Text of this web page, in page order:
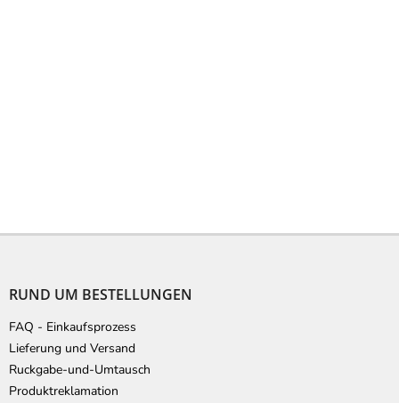
RUND UM BESTELLUNGEN
FAQ - Einkaufsprozess
Lieferung und Versand
Ruckgabe-und-Umtausch
Produktreklamation